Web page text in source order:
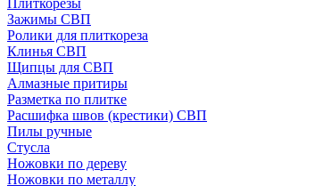
Плиткорезы
Зажимы СВП
Ролики для плиткореза
Клинья СВП
Щипцы для СВП
Алмазные притиры
Разметка по плитке
Расшифка швов (крестики) СВП
Пилы ручные
Стусла
Ножовки по дереву
Ножовки по металлу